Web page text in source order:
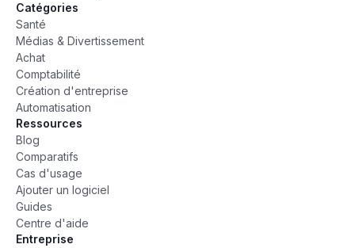
Catégories
Santé
Médias & Divertissement
Achat
Comptabilité
Création d'entreprise
Automatisation
Ressources
Blog
Comparatifs
Cas d'usage
Ajouter un logiciel
Guides
Centre d'aide
Entreprise